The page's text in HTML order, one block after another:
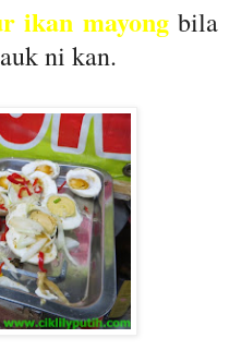
ikan mayongbila
ni kan.